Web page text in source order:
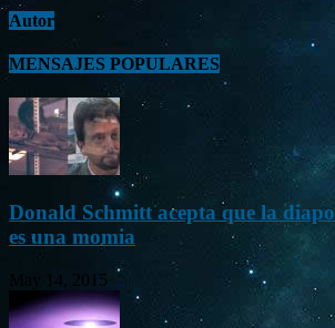
Autor
MENSAJES POPULARES
Donald Schmitt acepta que la
es una momia
May 14, 2015